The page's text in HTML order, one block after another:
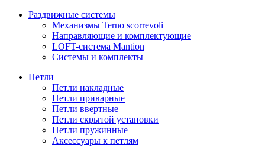
Раздвижные системы
Механизмы Terno scorrevoli
Направляющие и комплектующие
LOFT-cистема Mantion
Системы и комплекты
Петли
Петли накладные
Петли приварные
Петли ввертные
Петли скрытой установки
Петли пружинные
Аксессуары к петлям